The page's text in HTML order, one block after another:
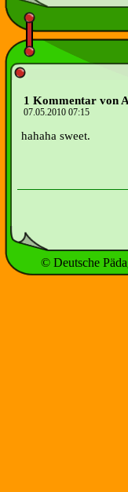
1 Kommentar von
07.05.2010 07:15
hahaha sweet.
© Deutsche